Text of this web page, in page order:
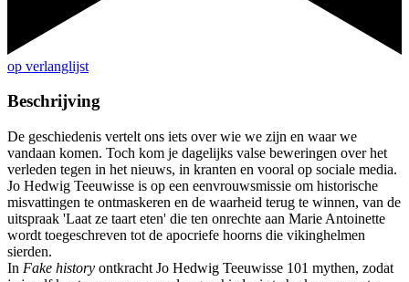
op verlanglijst
Beschrijving
De geschiedenis vertelt ons iets over wie we zijn en waar we
vandaan komen. Toch kom je dagelijks valse beweringen over het
verleden tegen in het nieuws, in kranten en vooral op sociale media.
Jo Hedwig Teeuwisse is op een eenvrouwsmissie om historische
misvattingen te ontmaskeren en de waarheid terug te winnen, van de
uitspraak 'Laat ze taart eten' die ten onrechte aan Marie Antoinette
wordt toegeschreven tot de apocriefe hoorns die vikinghelmen
sierden.
In Fake history ontkracht Jo Hedwig Teeuwisse 101 mythen, zodat